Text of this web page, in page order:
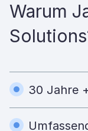
Warum
30 Jahre